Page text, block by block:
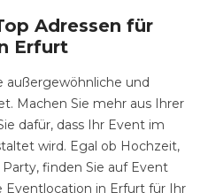
Adressen für
Erfurt
außergewöhnliche und
Machen Sie mehr aus Ihrer
dafür, dass Ihr Event im
wird. Egal ob Hochzeit,
finden Sie auf Event
Eventlocation in Erfurt für Ihr